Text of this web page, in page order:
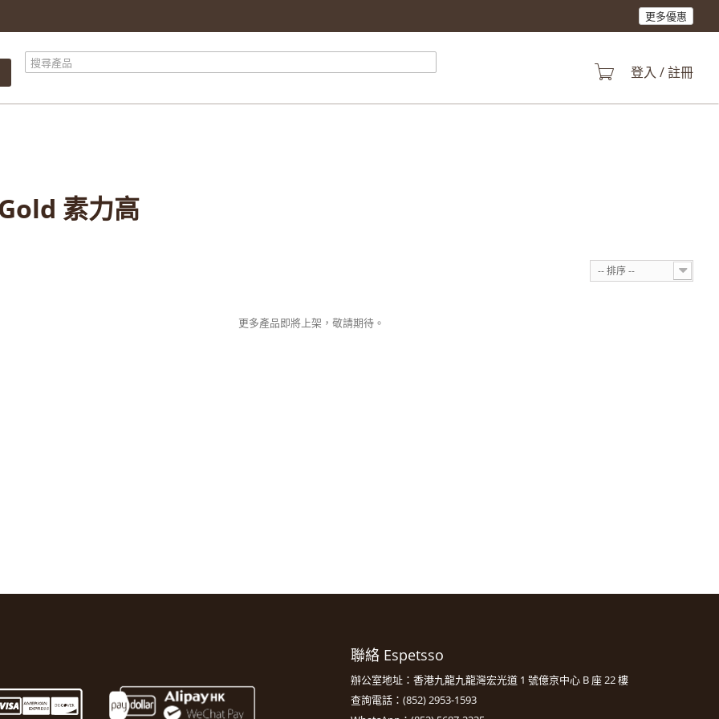
更多優惠
產品總計$ 0.00
總計$ 0.00
繼續購物
前往結算 登入 / 註冊
素力高
-- 排序 --
更多產品即將上架，敬請期待。
聯絡 Espetsso
辦公室地址：香港九龍九龍灣宏光道 1 號億京中心 B 座 22 樓
查詢電話：(852) 2953-1593